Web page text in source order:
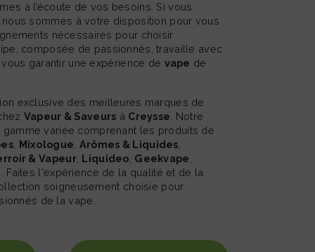
à l’écoute de vos besoins. Si vous
nous sommes à votre disposition pour vous
nécessaires pour choisir
composée de passionnés, travaille avec
garantir une expérience de vape de
Vapeur & Saveurs à Creysse . Notre
variée comprenant les produits de
Mixologue Arômes & Liquides
& Vapeur, Liquideo Geekvape
. Faites l'expérience de la qualité et de la
soigneusement choisie pour
de la vape.